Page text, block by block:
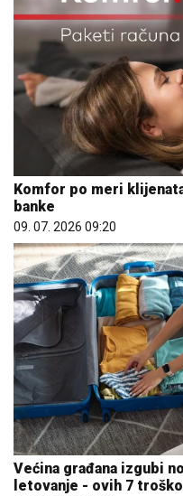
Komfor po meri
banke
09. 07. 2026 09:20
Većina građana izgubi
letovanje - ovih 7